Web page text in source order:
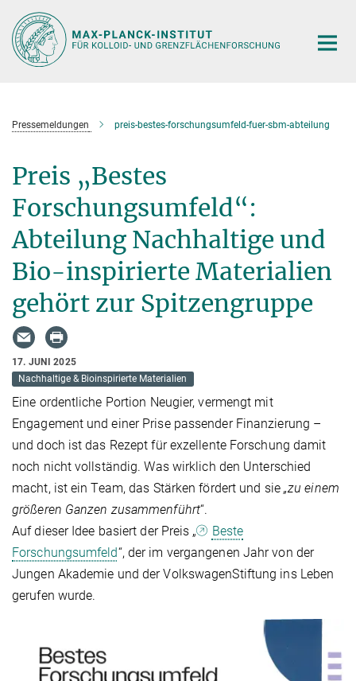
Hauptinhalt
Pressemeldungen preis-bestes-forschungsumfeld-fuer-sbm-abteilung
Preis „Bestes
Forschungsumfeld“:
Abteilung Nachhaltige und
Bio-inspirierte Materialien
gehört zur Spitzengruppe
17. JUNI 2025
Nachhaltige & Bioinspirierte Materialien
Eine ordentliche Portion Neugier, vermengt mit
Engagement und einer Prise passender Finanzierung –
und doch ist das Rezept für exzellente Forschung damit
noch nicht vollständig. Was wirklich den Unterschied
macht, ist ein Team, das Stärken fördert und sie „zu einem
größeren Ganzen zusammenführt“.
Auf dieser Idee basiert der Preis „
Beste
Forschungsumfeld“, der im vergangenen Jahr von der
Jungen Akademie und der VolkswagenStiftung ins Leben
gerufen wurde.